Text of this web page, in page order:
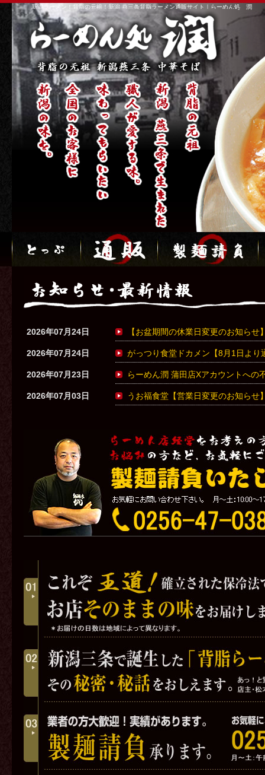
新潟ラーメン！背脂の元祖！新潟 燕三条背脂ラーメン通販サイト｜らーめん処 潤
2026年07月24日 【お盆期間の休業日変更のお知らせ
2026年07月24日 がっつり食堂ドカメン【8月1日より
2026年07月23日 らーめん潤 蒲田店Xアカウントへの
2026年07月03日 うお福食堂【営業日変更のお知らせ